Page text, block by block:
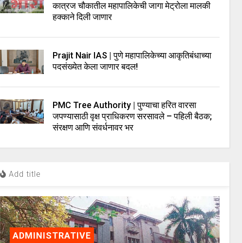
कात्रज चौकातील महापालिकेची जागा मेट्रोला मालकी
हक्काने दिली जाणार
Prajit Nair IAS | पुणे महापालिकेच्या आकृतिबंधाच्या
पदसंख्येत केला जाणार बदल!
PMC Tree Authority | पुण्याचा हरित वारसा
जपण्यासाठी वृक्ष प्राधिकरण सरसावले – पहिली बैठक;
संरक्षण आणि संवर्धनावर भर
Add title
ADMINISTRATIVE